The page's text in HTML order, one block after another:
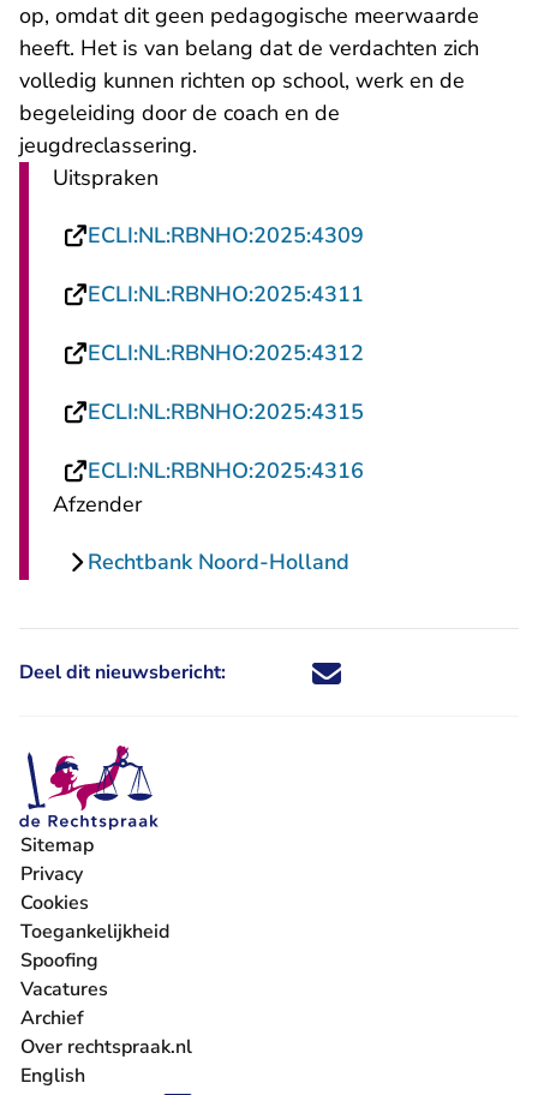
op, omdat dit geen pedagogische meerwaarde
heeft. Het is van belang dat de verdachten zich
volledig kunnen richten op school, werk en de
begeleiding door de coach en de
jeugdreclassering.
Uitspraken
ECLI:NL:RBNHO:2025:4309
ECLI:NL:RBNHO:2025:4311
ECLI:NL:RBNHO:2025:4312
ECLI:NL:RBNHO:2025:4315
ECLI:NL:RBNHO:2025:4316
Afzender
Rechtbank Noord-Holland
Deel dit nieuwsbericht: Deel dit nieuwsbericht via X -
Deel dit nieuwsbericht via
Deel dit nieuwsbericht
Deel dit
Sitemap
Privacy
Cookies
Toegankelijkheid
Spoofing
Vacatures
- U verlaat Rechtspraak.nl
Archief
Over rechtspraak.nl
English